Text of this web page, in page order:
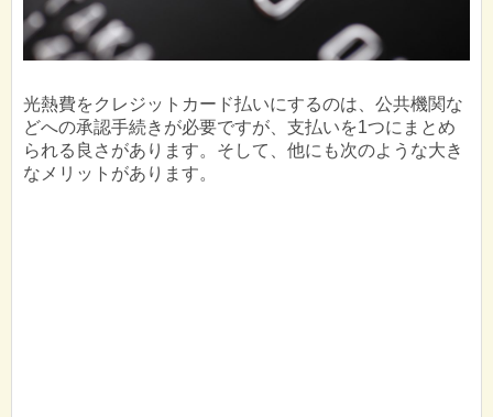
光熱費をクレジットカード払いにするのは、公共機関な
どへの承認手続きが必要ですが、支払いを1つにまとめ
られる良さがあります。そして、他にも次のような大き
なメリットがあります。